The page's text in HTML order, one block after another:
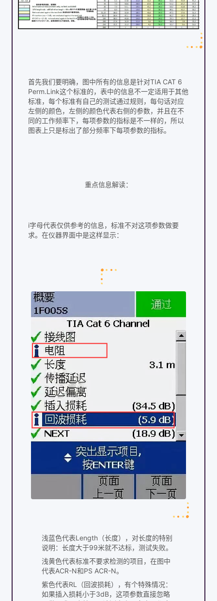
首先我们要明确，图中所有的信息是针对TIA CAT 6
Perm.Link这个标准的，表中的信息不一定适用于其他
标准，每个标准有自己的测试通过规则，每句话对应
左侧的颜色，左侧的颜色代表右侧的参数，并且在不
同的工作频率下，每项参数的指标是不一样的，所以
图表上只是标出了部分频率下每项参数的指标。
重点信息解读：
i字母代表仅供参考的信息，标准不对这项参数做要
求。在仪器界面中是这样显示：
浅蓝色代表Length（长度），对长度的特别
说明：长度大于99米就不达标，测试失败。
浅黄色代表标准不要求检测的项目，在图中
代表ACR-N和PS ACR-N。
紫色代表RL（回波损耗），有个特殊情况：
如果插入损耗小于3dB，这项参数直接忽略